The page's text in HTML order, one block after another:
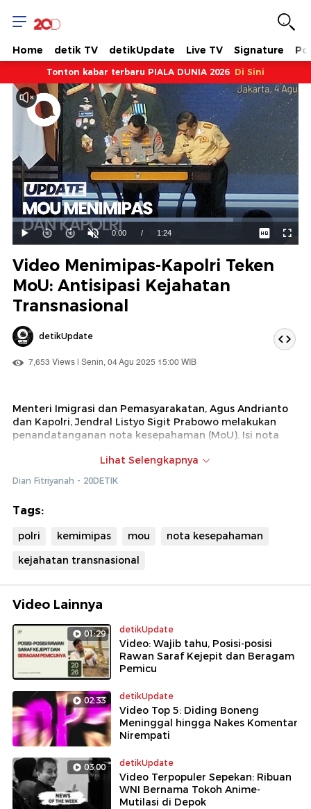
Home detik TV detikUpdate Live TV Signature
Tonton kabar terbaru PIALA DUNIA 2026 Di Sini
Mainkan
Suara
Hidup
Waktu
0:00 / Durasi
1:24
Dimuat:
77.24%
Video Menimipas-Kapolri Teken
MoU: Antisipasi Kejahatan
Transnasional
detikUpdate
7,653 Views | Senin, 04 Agu 2025 15:00 WIB
Menteri Imigrasi dan Pemasyarakatan, Agus Andrianto
dan Kapolri, Jendral Listyo Sigit Prabowo melakukan
penandatanganan nota kesepahaman (MoU). Isi nota
pelayanan terhadap masyarakat di dalam maupun luar
negeri
pencegahan kejahatan di pelabuhan-bandara. Selain itu,
transnasional.
Lihat Selengkapnya
Dian Fitriyanah - 20DETIK
Tags:
polri kemimipas mou
nota kesepahaman
kejahatan transnasional
Video Lainnya
01:29 detikUpdate
Video: Wajib tahu, Posisi-posisi
Rawan Saraf Kejepit dan Beragam
Pemicu
02:33 detikUpdate
Video Top 5: Diding Boneng
Meninggal hingga Nakes Komentar
Nirempati
03:00 detikUpdate
Video Terpopuler Sepekan: Ribuan
WNI Bernama Tokoh Anime-
Mutilasi di Depok